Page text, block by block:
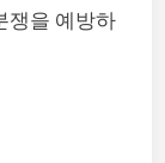
쟁을 예방하